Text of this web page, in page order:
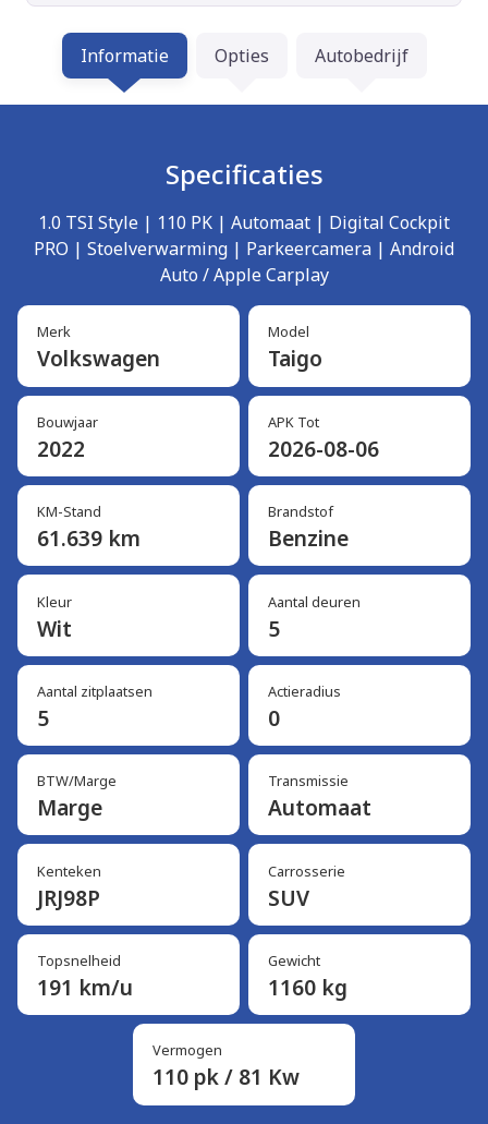
Informatie Opties Autobedrijf
Specificaties
1.0 TSI Style | 110 PK | Automaat | Digital Cockpit
PRO | Stoelverwarming | Parkeercamera | Android
Auto / Apple Carplay
Merk
Volkswagen
Model
Taigo
Bouwjaar
2022
APK Tot
2026-08-06
KM-Stand
61.639 km
Brandstof
Benzine
Kleur
Wit
Aantal deuren
5
Aantal zitplaatsen
5
Actieradius
0
BTW/Marge
Marge
Transmissie
Automaat
Kenteken
JRJ98P
Carrosserie
SUV
Topsnelheid
191 km/u
Gewicht
1160 kg
Vermogen
110 pk / 81 Kw